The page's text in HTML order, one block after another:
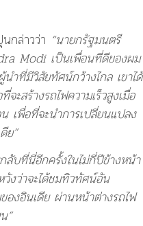
กล่าวว่า “นายกรัฐมนตรี
Modi เป็นเพื่อนที่ดีของผม
นำที่มีวิสัยทัศน์กว้างไกล เขาได้
จะสร้างรถไฟความเร็วสูงเมื่อ
เพื่อที่จะนำการเปลี่ยนแปลง
ย”
ลับที่นี่อีกครั้งในไม่กี่ปีข้างหน้า
งว่าจะได้ชมทิวทัศน์อัน
องอินเดีย ผ่านหน้าต่างรถไฟ
”